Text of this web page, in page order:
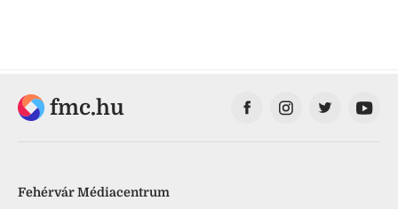
fmc.hu
Fehérvár Médiacentrum